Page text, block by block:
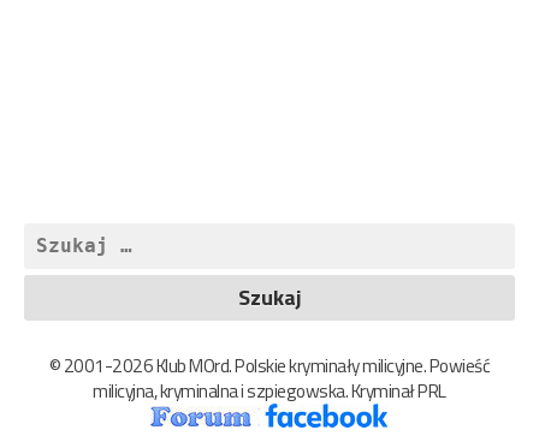
Szukaj:
© 2001-2026 Klub MOrd. Polskie kryminały milicyjne. Powieść
milicyjna, kryminalna i szpiegowska. Kryminał PRL